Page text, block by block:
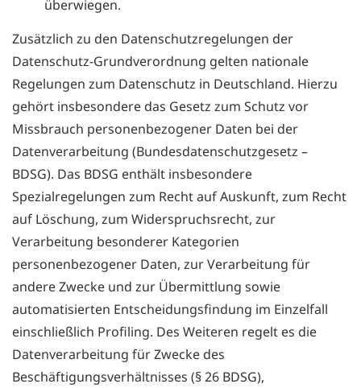
überwiegen.
Zusätzlich zu den Datenschutzregelungen der
Datenschutz-Grundverordnung gelten nationale
Regelungen zum Datenschutz in Deutschland. Hierzu
gehört insbesondere das Gesetz zum Schutz vor
Missbrauch personenbezogener Daten bei der
Datenverarbeitung (Bundesdatenschutzgesetz –
BDSG). Das BDSG enthält insbesondere
Spezialregelungen zum Recht auf Auskunft, zum Recht
auf Löschung, zum Widerspruchsrecht, zur
Verarbeitung besonderer Kategorien
personenbezogener Daten, zur Verarbeitung für
andere Zwecke und zur Übermittlung sowie
automatisierten Entscheidungsfindung im Einzelfall
einschließlich Profiling. Des Weiteren regelt es die
Datenverarbeitung für Zwecke des
Beschäftigungsverhältnisses (§ 26 BDSG),